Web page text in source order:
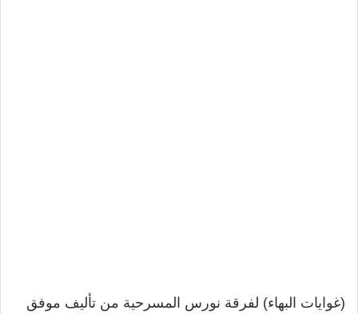
(غوايات البهاء) لفرقة نورس المسرحية من تأليف موفق